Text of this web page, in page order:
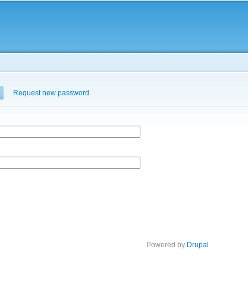
(active tab)
Request new password
Powered by Drupal